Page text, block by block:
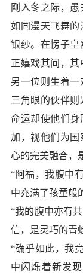
刚入冬之际，愚
如同漫天飞舞
银纱。在愣子
正嬉戏其间，
另一位则生着
三角眼的伙伴
命运却使他们
加，视他们为
心的完美融合，
“阿福，我腹中
中充满了孩童般
“我的腹中亦有
信，是灵巧的青
“确乎如此，我
中闪烁着新发